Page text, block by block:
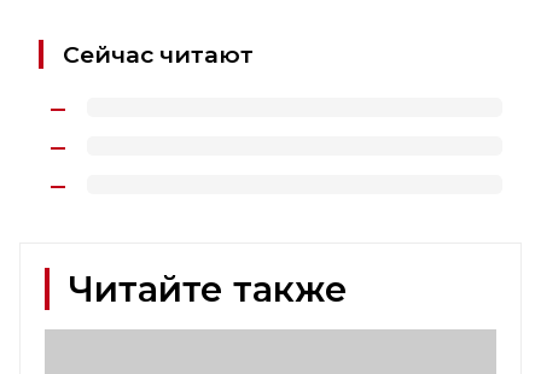
Сейчас читают
Читайте также